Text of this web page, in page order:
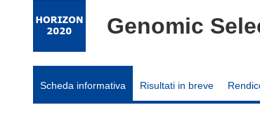
Genomic
Scheda informativa Risultati in breve